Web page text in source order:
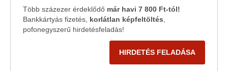
Több százezer érdeklődő már havi 7 800 Ft-tól!
Bankkártyás fizetés, korlátlan képfeltöltés
pofonegyszerű hirdetésfeladás!
HIRDETÉS FELADÁSA